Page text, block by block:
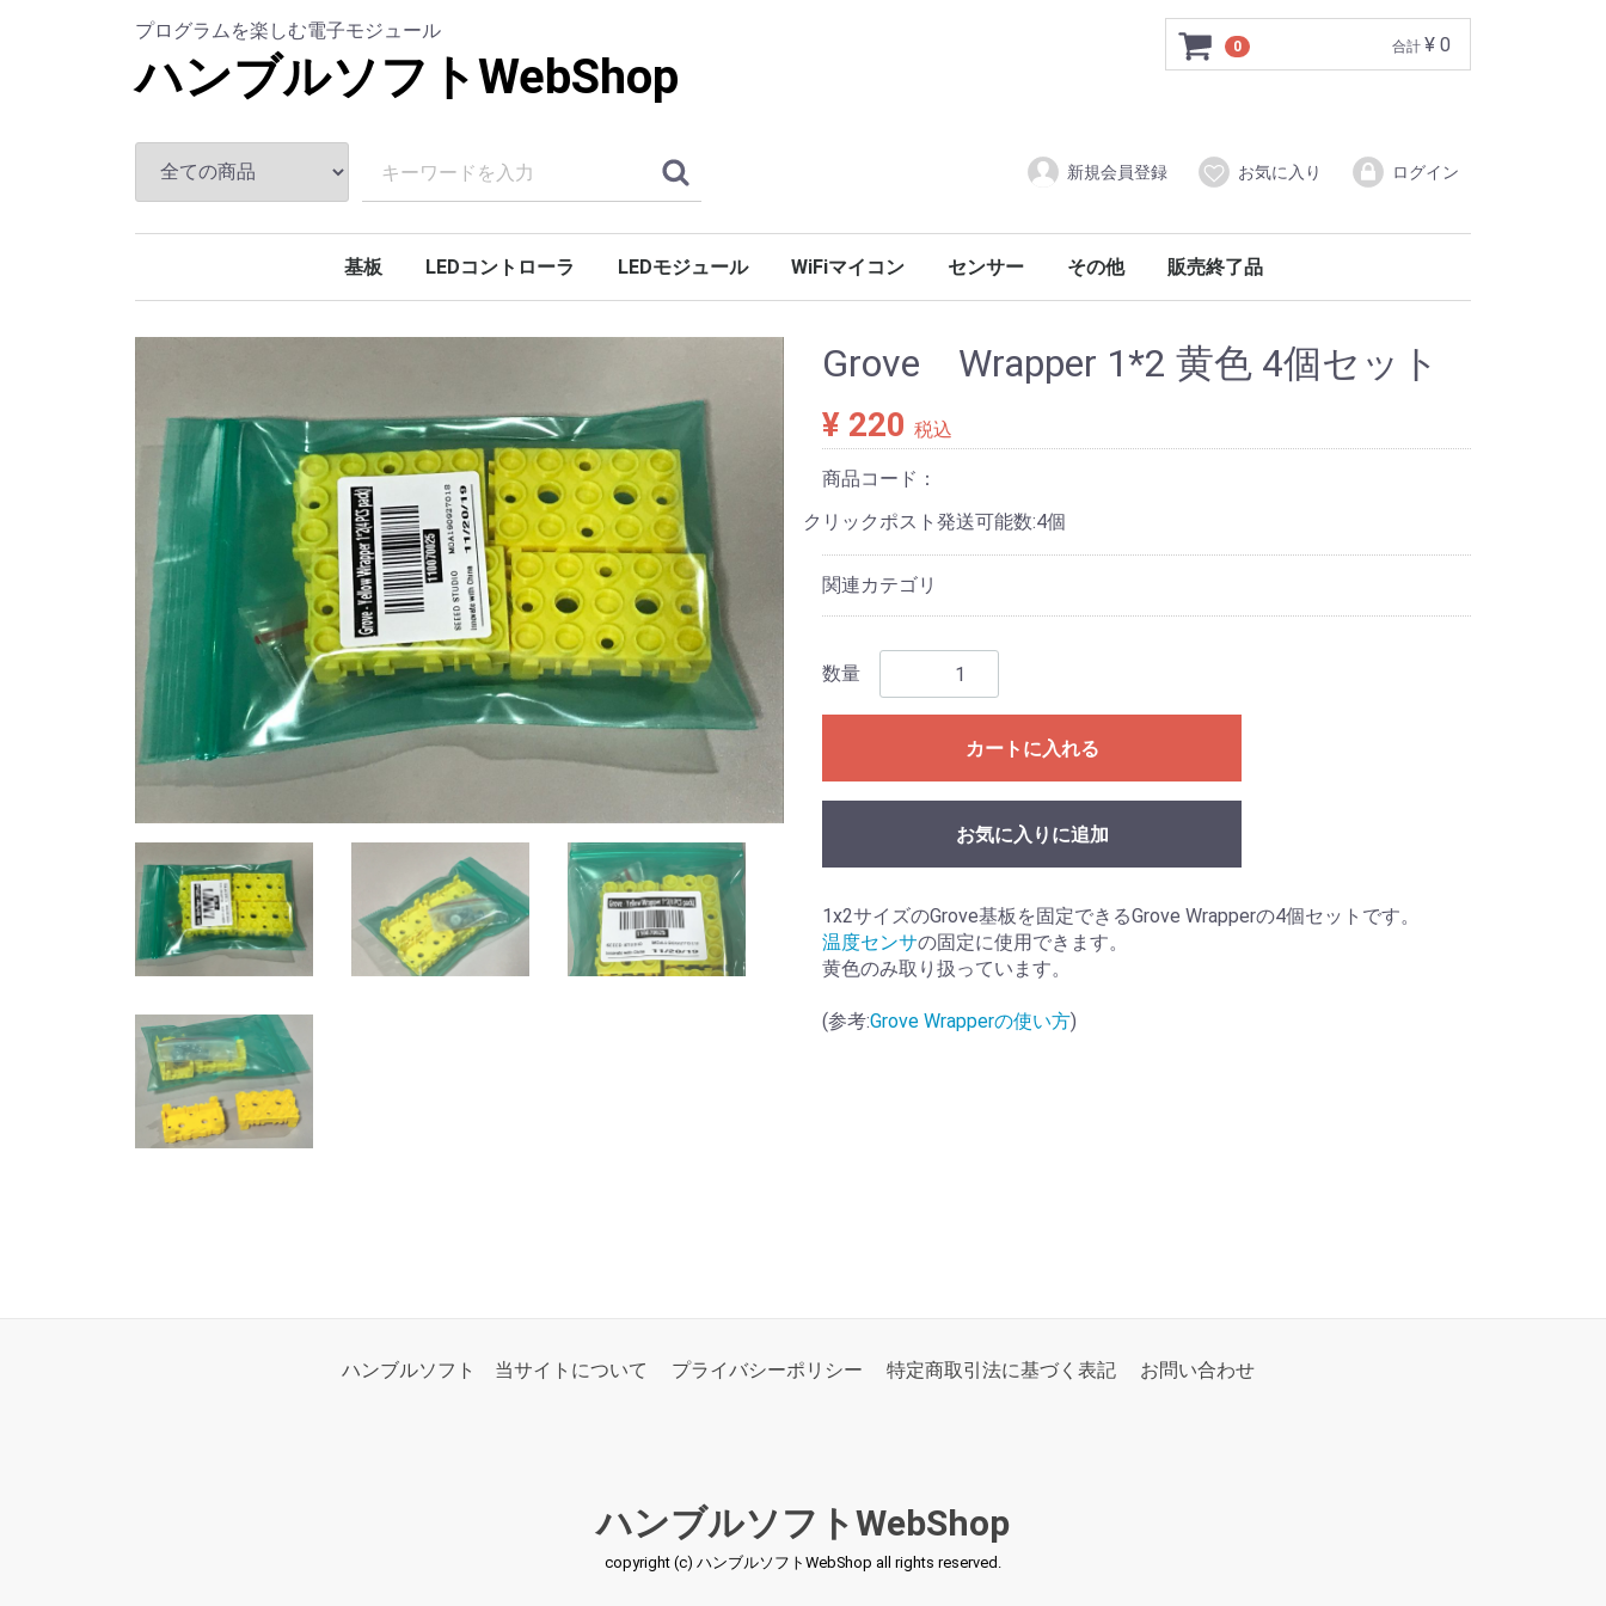
プログラムを楽しむ電子モジュール
ハンブルソフトWebShop
0 合計 ¥ 0
新規会員登録 お気に入り ログイン
基板 LEDコントローラ LEDモジュール WiFiマイコン センサー その他 販売終了品
Grove Wrapper 1*2 黄色 4個セット
¥ 220 税込
商品コード：
クリックポスト発送可能数:4個
関連カテゴリ
数量
カートに入れる
お気に入りに追加
1x2サイズのGrove基板を固定できるGrove Wrapperの4個セットです。
温度センサの固定に使用できます。
黄色のみ取り扱っています。
(参考:Grove Wrapperの使い方)
ハンブルソフト 当サイトについて プライバシーポリシー 特定商取引法に基づく表記 お問い合わせ
ハンブルソフトWebShop
copyright (c) ハンブルソフトWebShop all rights reserved.